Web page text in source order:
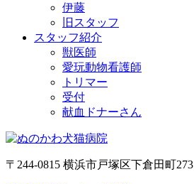
伊藤
旧スタッフ
スタッフ紹介
獣医師
愛玩動物看護師
トリマー
受付
献血ドナーさん
〒244-0815 横浜市戸塚区下倉田町273